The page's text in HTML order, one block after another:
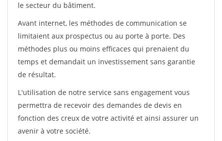
le secteur du bâtiment.
Avant internet, les méthodes de communication se
limitaient aux prospectus ou au porte à porte. Des
méthodes plus ou moins efficaces qui prenaient du
temps et demandait un investissement sans garantie
de résultat.
L'utilisation de notre service sans engagement vous
permettra de recevoir des demandes de devis en
fonction des creux de votre activité et ainsi assurer un
avenir à votre société.